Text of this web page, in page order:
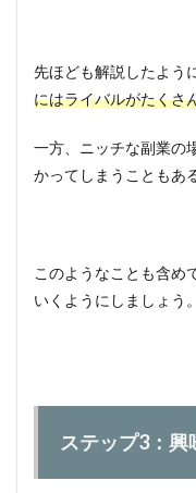
先ほども解説したように
にはライバルがたくさ
一方、ニッチな副業の
かってしまうこともあ
このようなことも含め
いくようにしましょう。
ステップ3：